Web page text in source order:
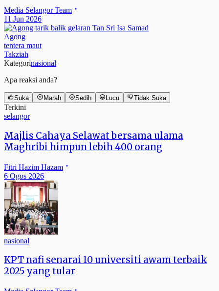
Media Selangor Team
11 Jun 2026
Agong
tentera maut
Takziah
Kategorinasional
Apa reaksi anda?
Suka Marah Sedih Lucu Tidak Suka
Terkini
selangor
Majlis Cahaya Selawat bersama ulama
Maghribi himpun lebih 400 orang
Fitri Hazim Hazam
6 Ogos 2026
nasional
KPT nafi senarai 10 universiti awam terbaik
2025 yang tular